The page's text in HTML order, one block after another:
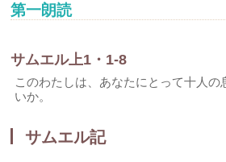
第一朗読
サムエル上1・1-8
このわたしは、あなたにとって十人
いか。
サムエル記